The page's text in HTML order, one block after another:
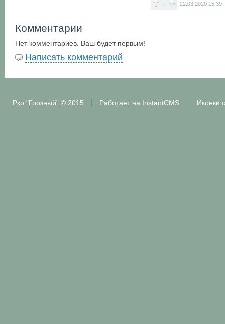
— 22.03.2020 15:39
Комментарии
Нет комментариев. Ваш будет первым!
Написать комментарий
Ркр "Грозный"© 2015 Работает на InstantCMS Иконки